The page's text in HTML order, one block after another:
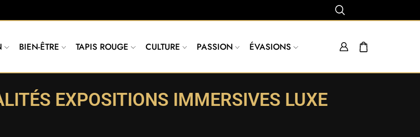
BIEN-ÊTRE TAPIS ROUGE CULTURE PASSION ÉVASIONS
EXPOSITIONS IMMERSIVES LUXE